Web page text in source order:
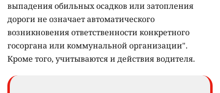
выпадения обильных осадков или затопления
дороги не означает автоматического
возникновения ответственности конкретного
госоргана или коммунальной организации".
Кроме того, учитываются и действия водителя.